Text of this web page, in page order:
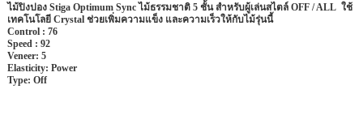
ไม้ปิงปอง Stiga Optimum Sync ไม้ธรรมชาติ 5 ชั้น สำหรับผู้เล่นสไตล์ OFF / ALL ใช้
เทคโนโลยี Crystal ช่วยเพิ่มความแข็ง และความเร็วให้กับไม้รุ่นนี้
Control : 76
Speed : 92
Veneer: 5
Elasticity: Power
Type: Off